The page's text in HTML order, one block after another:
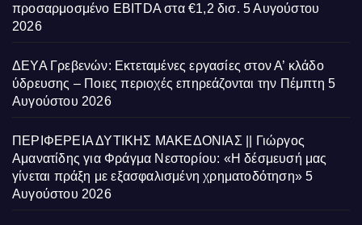
προσαρμοσμένο EBITDA στα €1,2 δισ. 5 Αυγούστου
2026
ΔΕΥΑ Γρεβενών: Εκτεταμένες εργασίες στον Α’ κλάδο
ύδρευσης – Ποιες περιοχές επηρεάζονται την Πέμπτη 5
Αυγούστου 2026
ΠΕΡΙΦΕΡΕΙΑ ΔΥΤΙΚΗΣ ΜΑΚΕΔΟΝΙΑΣ || Γιώργος
Αμανατίδης για Φράγμα Νεστορίου: «Η δέσμευσή μας
γίνεται πράξη με εξασφαλισμένη χρηματοδότηση» 5
Αυγούστου 2026